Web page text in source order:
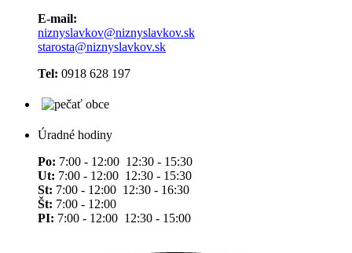
E-mail:
niznyslavkov@niznyslavkov.sk
starosta@niznyslavkov.sk
Tel: 0918 628 197
Úradné hodiny
Po: 7:00 - 12:00 12:30 - 15:30
Ut: 7:00 - 12:00 12:30 - 15:30
St: 7:00 - 12:00 12:30 - 16:30
Št: 7:00 - 12:00
PI: 7:00 - 12:00 12:30 - 15:00